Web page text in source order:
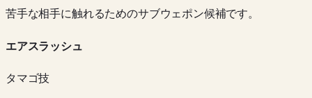
苦手な相手に触れるためのサブウェポン候補です。
エアスラッシュ
タマゴ技